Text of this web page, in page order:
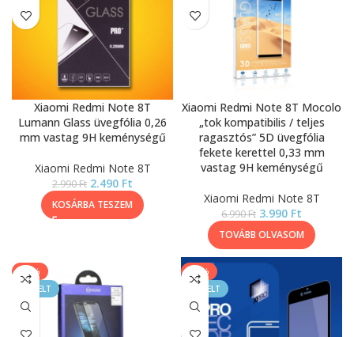
Xiaomi Redmi Note 8T
Lumann Glass üvegfólia 0,26
mm vastag 9H keménységű
Xiaomi Redmi Note 8T
2.990Ft 2.490 Ft
KOSÁRBA TESZEM
Xiaomi Redmi Note 8T Mocolo
„tok kompatibilis / teljes
ragasztós” 5D üvegfólia
fekete kerettel 0,33 mm
vastag 9H keménységű
Xiaomi Redmi Note 8T
6.990Ft 3.990 Ft
TOVÁBB OLVASOM
-44%
KIEMELT
-13%
KIEMELT